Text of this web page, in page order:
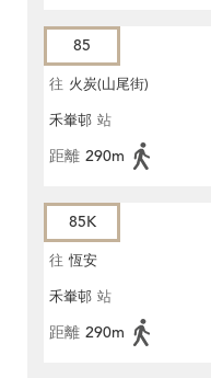
85
往 火炭(山尾街)
禾輋邨 站
距離 290m
85K
往 恆安
禾輋邨 站
距離 290m